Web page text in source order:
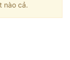
nào cả.